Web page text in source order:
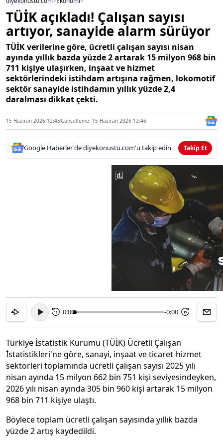
TÜİK açıkladı! Çalışan sayısı
artıyor, sanayide alarm sürüyor
TÜİK verilerine göre, ücretli çalışan sayısı nisan
ayında yıllık bazda yüzde 2 artarak 15 milyon 968 bin
711 kişiye ulaşırken, inşaat ve hizmet
sektörlerindeki istihdam artışına rağmen, lokomotif
sektör sanayide istihdamın yıllık yüzde 2,4
daralması dikkat çekti.
15 Haziran 2026 12:45Güncelleme: 15 Haziran 2026 12:46
Google Haberler'de diyekonustu.com'u takip edin Takip Et
15 0:00 -0:00 15
Türkiye İstatistik Kurumu (TÜİK) Ücretli Çalışan
İstatistikleri'ne göre, sanayi, inşaat ve ticaret-hizmet
sektörleri toplamında ücretli çalışan sayısı 2025 yılı
nisan ayında 15 milyon 662 bin 751 kişi seviyesindeyken,
2026 yılı nisan ayında 305 bin 960 kişi artarak 15 milyon
968 bin 711 kişiye ulaştı.
Böylece toplam ücretli çalışan sayısında yıllık bazda
yüzde 2 artış kaydedildi.